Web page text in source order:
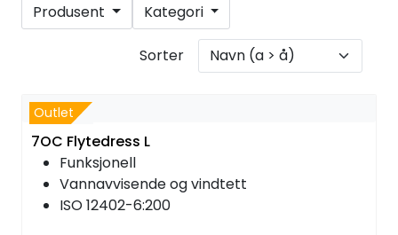
Produsent Kategori
Sorter
Outlet
7OC Flytedress L
Funksjonell
Vannavvisende og vindtett
ISO 12402-6:200